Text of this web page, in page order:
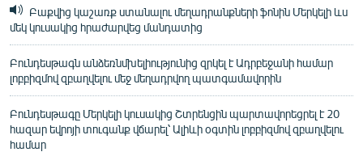
Բաքվից կաշառք ստանալու մեղադրանքների ֆոնին Մերկելի ևս
մեկ կուսակից հրաժարվեց մանդատից
Բունդեսթագն անձեռնմխելիությունից զրկել է Ադրբեջանի համար
լոբբիզմով զբաղվելու մեջ մեղադրվող պատգամավորին
Բունդեսթագը Մերկելի կուսակից Շտրենցին պարտավորեցրել է 20
հազար եվրոյի տուգանք վճարել՝ Ալիևի օգտին լոբբիզմով զբաղվելու
համար